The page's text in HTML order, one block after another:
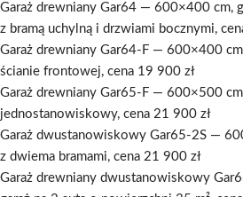
Garaż drewniany Gar64 — 600×400 cm,
z bramą uchylną i drzwiami bocznymi,
Garaż drewniany Gar64-F — 600×400
ścianie frontowej, cena 19 900 zł
Garaż drewniany Gar65-F — 600×500
jednostanowiskowy, cena 21 900 zł
Garaż dwustanowiskowy Gar65-2S —
z dwiema bramami, cena 21 900 zł
Garaż drewniany dwustanowiskowy